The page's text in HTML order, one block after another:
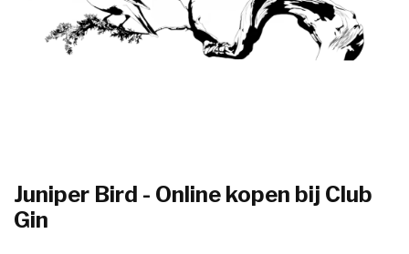
Juniper Bird - Online kopen bij Club
Gin